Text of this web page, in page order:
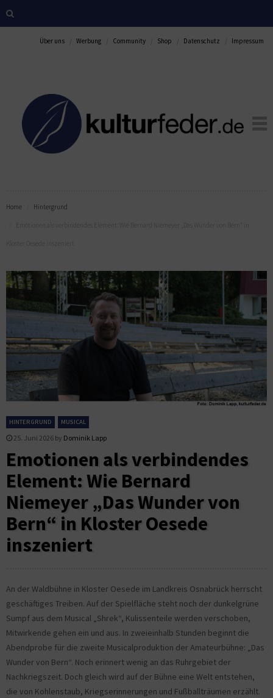
Über uns Werbung Community Shop Datenschutz Impressum
Home Hintergrund
Emotionen als verbindendes Element: Wie Bernard Niemeyer „Das Wunder von Bern“ in
HINTERGRUND MUSICAL
25. Juni 2026 by Dominik Lapp
Emotionen als verbindendes
Element: Wie Bernard
Niemeyer „Das Wunder von
Bern“ in Kloster Oesede
inszeniert
An der Waldbühne in Kloster Oesede im Landkreis Osnabrück herrscht
geschäftiges Treiben. Auf der Spielfläche steht noch der dunkelgrüne
Sumpf aus dem Musical „Shrek“, Kulissenteile werden verschoben,
Mitwirkende gehen ein und aus. In zweieinhalb Stunden beginnt die
Abendprobe für die zweite Musicalproduktion der Amateurbühne: „Das
Wunder von Bern“. Noch erinnert wenig an das Ruhrgebiet der
Nachkriegszeit. Doch gleich wird auf der Bühne eine Welt entstehen,
die von Kohlenstaub, Kriegserinnerungen und Fußballträumen erzählt.